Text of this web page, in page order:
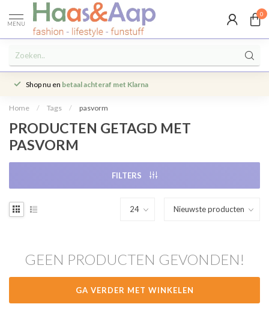
MENU
0
Shop nu en betaal achteraf met Klarna
Home / Tags / pasvorm
PRODUCTEN GETAGD MET
PASVORM
FILTERS
GEEN PRODUCTEN GEVONDEN!
GA VERDER MET WINKELEN